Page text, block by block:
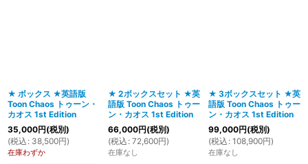
★ ボックス ★英語版
Toon Chaos トゥーン・
カオス 1st Edition
35,000円(税別)
(税込 : 38,500円)
在庫わずか
★ 2ボックスセット ★英
語版 Toon Chaos トゥー
ン・カオス 1st Edition
66,000円(税別)
(税込 : 72,600円)
在庫なし
★ 3ボックスセット ★英
語版 Toon Chaos トゥー
ン・カオス 1st Edition
99,000円(税別)
(税込 : 108,900円)
在庫なし